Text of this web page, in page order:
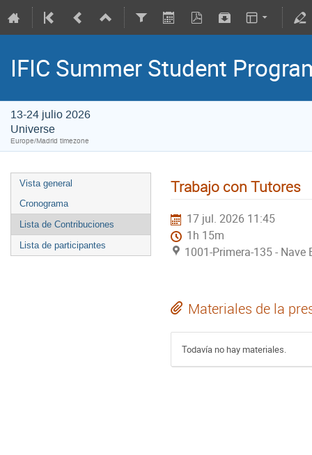
IFIC Summer Student
13-24 julio 2026
Universe
Europe/Madrid timezone
Vista general
Cronograma
Lista de Contribuciones
Lista de participantes
Trabajo con Tutores
17 jul. 2026 11:45
1h 15m
1001-Primera-135 -
Materiales de la
Todavía no hay materiales.